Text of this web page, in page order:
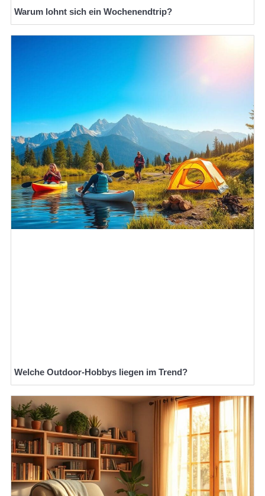
Warum lohnt sich ein Wochenendtrip?
Welche Outdoor-Hobbys liegen im Trend?